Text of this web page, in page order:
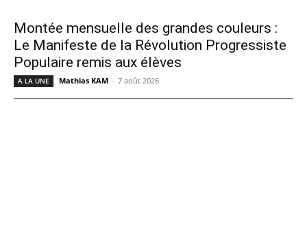
Montée mensuelle des grandes couleurs :
Le Manifeste de la Révolution Progressiste
Populaire remis aux élèves
A LA UNE Mathias KAM - 7 août 2026